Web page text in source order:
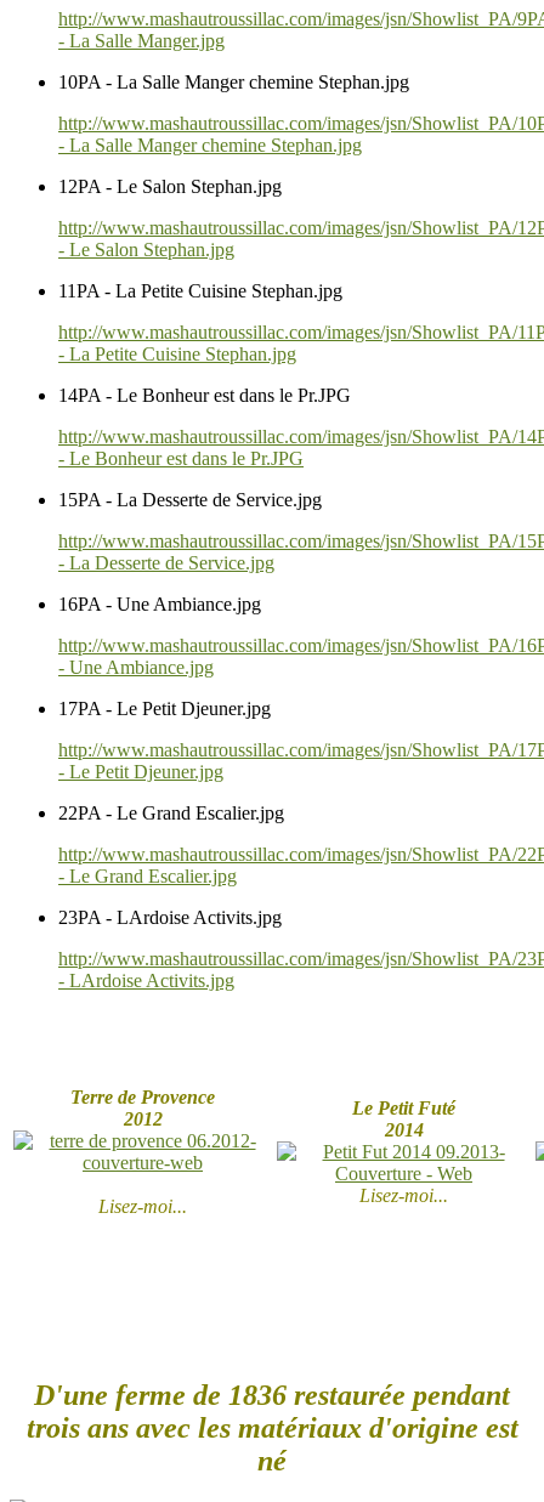
http://www.mashautroussillac.com/images/jsn/Showlist_PA/
- La Salle Manger.jpg
10PA - La Salle Manger chemine Stephan.jpg
http://www.mashautroussillac.com/images/jsn/Showlist_PA/
- La Salle Manger chemine Stephan.jpg
12PA - Le Salon Stephan.jpg
http://www.mashautroussillac.com/images/jsn/Showlist_PA/
- Le Salon Stephan.jpg
11PA - La Petite Cuisine Stephan.jpg
http://www.mashautroussillac.com/images/jsn/Showlist_PA/
- La Petite Cuisine Stephan.jpg
14PA - Le Bonheur est dans le Pr.JPG
http://www.mashautroussillac.com/images/jsn/Showlist_PA/
- Le Bonheur est dans le Pr.JPG
15PA - La Desserte de Service.jpg
http://www.mashautroussillac.com/images/jsn/Showlist_PA/
- La Desserte de Service.jpg
16PA - Une Ambiance.jpg
http://www.mashautroussillac.com/images/jsn/Showlist_PA/
- Une Ambiance.jpg
17PA - Le Petit Djeuner.jpg
http://www.mashautroussillac.com/images/jsn/Showlist_PA/
- Le Petit Djeuner.jpg
22PA - Le Grand Escalier.jpg
http://www.mashautroussillac.com/images/jsn/Showlist_PA/
- Le Grand Escalier.jpg
23PA - LArdoise Activits.jpg
http://www.mashautroussillac.com/images/jsn/Showlist_PA/
- LArdoise Activits.jpg
Terre de Provence
2012
Lisez-moi...
Le Petit Futé
2014
Lisez-moi...
D'une ferme de 1836 restaurée pendant
trois ans avec les matériaux d'origine est
né